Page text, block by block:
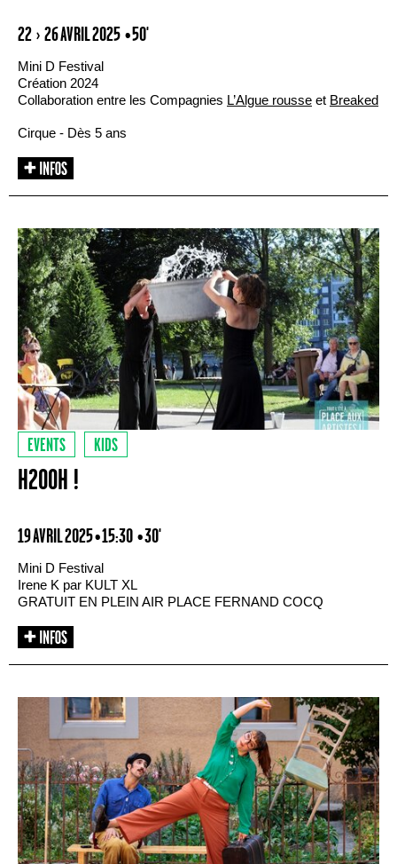
22 › 26 AVRIL 2025 • 50'
Mini D Festival
Création 2024
Collaboration entre les Compagnies L’Algue rousse et Breaked
Cirque - Dès 5 ans
EVENTS KIDS
H2OOH !
19 AVRIL 2025 • 15:30 • 30'
Mini D Festival
Irene K par KULT XL
GRATUIT EN PLEIN AIR PLACE FERNAND COCQ